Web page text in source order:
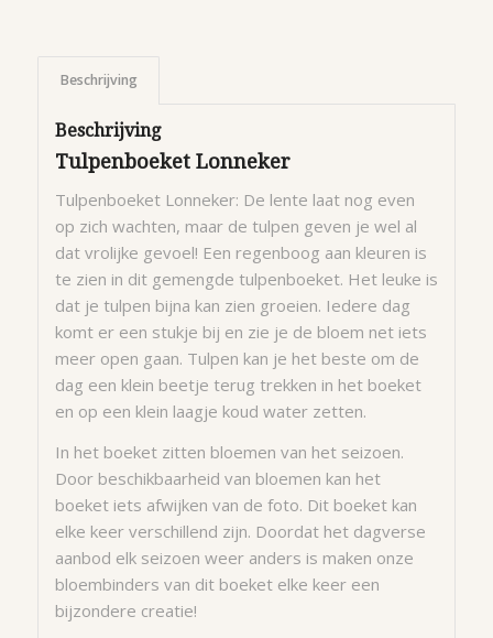
Beschrijving
Beschrijving
Tulpenboeket Lonneker
Tulpenboeket Lonneker: De lente laat nog even
op zich wachten, maar de tulpen geven je wel al
dat vrolijke gevoel! Een regenboog aan kleuren is
te zien in dit gemengde tulpenboeket. Het leuke is
dat je tulpen bijna kan zien groeien. Iedere dag
komt er een stukje bij en zie je de bloem net iets
meer open gaan. Tulpen kan je het beste om de
dag een klein beetje terug trekken in het boeket
en op een klein laagje koud water zetten.
In het boeket zitten bloemen van het seizoen.
Door beschikbaarheid van bloemen kan het
boeket iets afwijken van de foto. Dit boeket kan
elke keer verschillend zijn. Doordat het dagverse
aanbod elk seizoen weer anders is maken onze
bloembinders van dit boeket elke keer een
bijzondere creatie!